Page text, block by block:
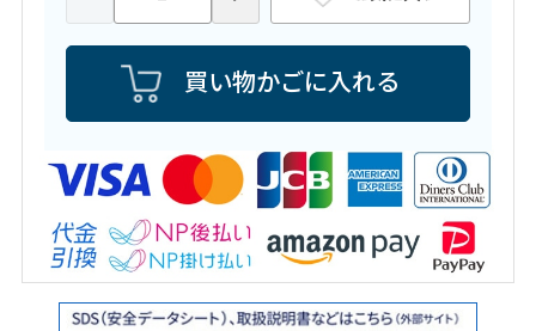
買い物かごに入れる